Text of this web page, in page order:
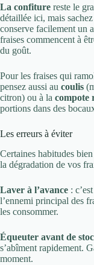
La confiture reste le
détaillée ici, mais
conserve facilement un
fraises commencent à
du goût.
Pour les fraises qui
pensez aussi au coulis
citron) ou à la compote
portions dans des
Les erreurs à éviter
Certaines habitudes
la dégradation de vos
Laver à l’avance :
l’ennemi principal des
les consommer.
Équeuter avant de
s’abîment rapidement.
moment.